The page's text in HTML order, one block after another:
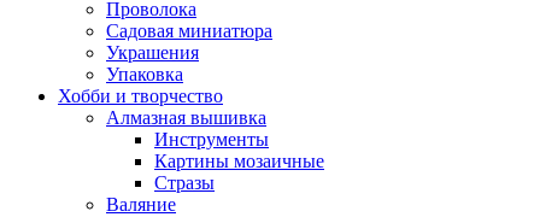
Проволока
Садовая миниатюра
Украшения
Упаковка
Хобби и творчество
Алмазная вышивка
Инструменты
Картины мозаичные
Стразы
Валяние